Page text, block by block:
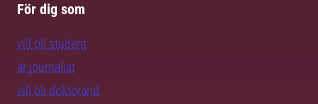
För dig som
vill bli student
är journalist
vill bli doktorand